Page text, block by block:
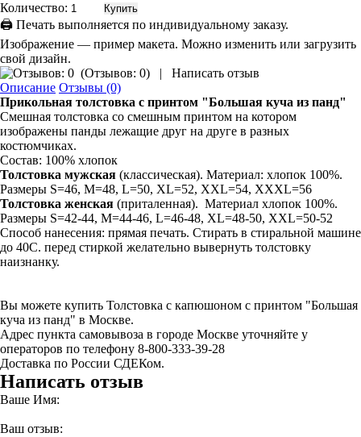
Количество:
🖨 Печать выполняется по индивидуальному заказу.
Изображение — пример макета. Можно изменить или загрузить
свой дизайн.
(Отзывов: 0) |
Написать отзыв
Описание Отзывы (0)
Прикольная толстовка с принтом "Большая куча из панд"
Смешная толстовка со смешным принтом на котором
изображены панды лежащие друг на друге в разных
костюмчиках.
Состав: 100% хлопок
Толстовка мужская (классическая). Материал: хлопок 100%.
Размеры S=46, M=48, L=50, XL=52, XXL=54, XXXL=56
Толстовка женская (приталенная). Материал хлопок 100%.
Размеры S=42-44, M=44-46, L=46-48, XL=48-50, XXL=50-52
Способ нанесения: прямая печать. Стирать в стиральной машине
до 40С. перед стиркой желательно вывернуть толстовку
наизнанку.
Вы можете купить Толстовка с капюшоном с принтом "Большая
куча из панд" в Москве.
Адрес пункта самовывоза в городе Москве уточняйте у
операторов по телефону 8-800-333-39-28
Доставка по России СДЕКом.
Написать отзыв
Ваше Имя:
Ваш отзыв: